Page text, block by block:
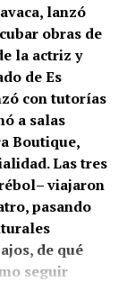
lanzó
obras de
la actriz y
de Es
con tutorías
a salas
Boutique,
Las tres
viajaron
pasando
de qué
seguir